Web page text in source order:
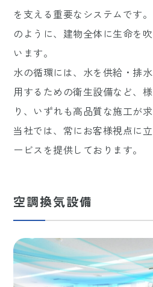
を支える重要なシステムです
のように、建物全体に生命を
います。
水の循環には、水を供給・排
用するための衛生設備など、
り、いずれも高品質な施工が求
当社では、常にお客様視点に
ービスを提供しております。
空調換気設備